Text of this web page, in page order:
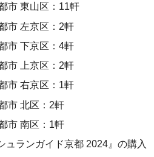
市 東山区：11軒
市 左京区：2軒
市 下京区：4軒
市 上京区：2軒
市 右京区：1軒
市 北区：2軒
市 南区：1軒
ュランガイド京都 2024』の購入